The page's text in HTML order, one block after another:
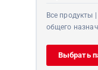
Все продукты
общего
Выбрать